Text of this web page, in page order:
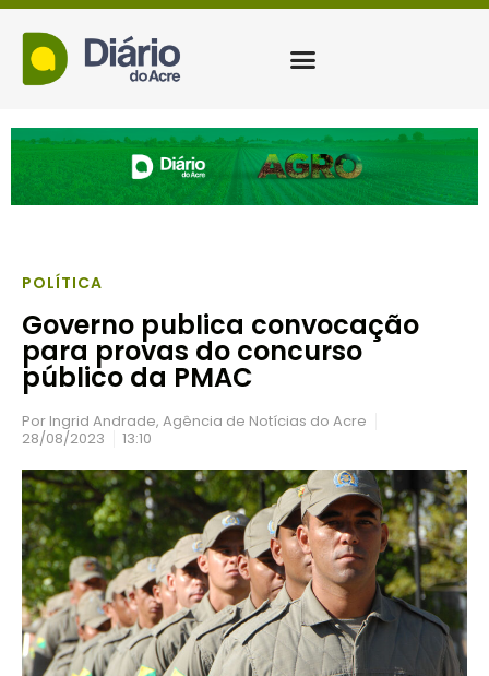
POLÍTICA
Governo publica convocação
para provas do concurso
público da PMAC
Por Ingrid Andrade, Agência de Notícias do Acre
28/08/2023
13:10